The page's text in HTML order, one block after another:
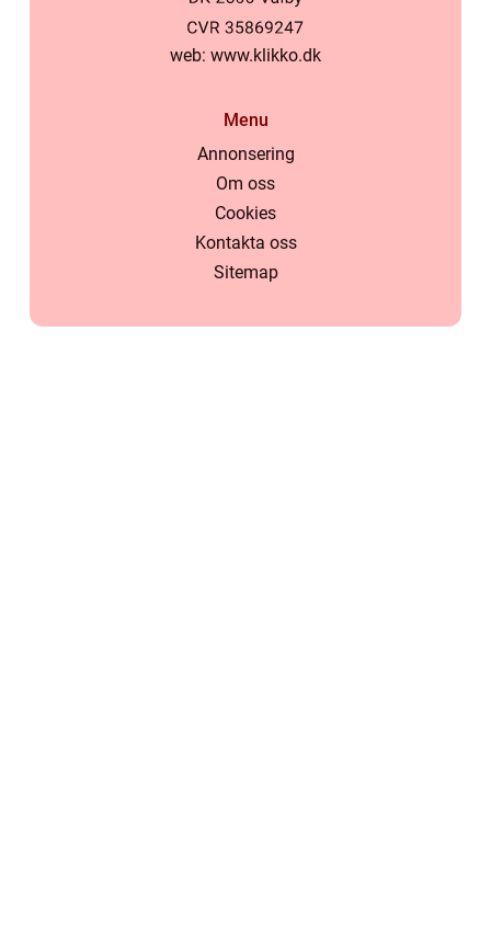
web: www.klikko.dk
Menu
Annonsering
Om oss
Cookies
Kontakta oss
Sitemap